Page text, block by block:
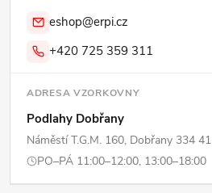
eshop@erpi.cz
+420 725 359 311
ADRESA VZORKOVNY
Podlahy Dobřany
Náměstí T.G.M. 160, Dobřany 334 41
PO–PÁ 11:00–12:00, 13:00–18:00